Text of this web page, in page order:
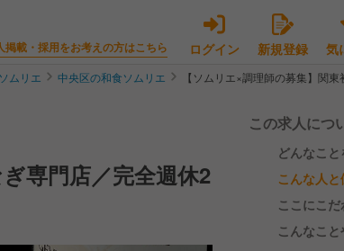
掲載・採用をお考えの方はこちら ログイン 新規登録 気
ムリエ 中央区の和食ソムリエ 【ソムリエ×調理師の募集】関
専門店／完全週休2
この求人につ
どんなこ
こんな人
ここにこ
こんなこ